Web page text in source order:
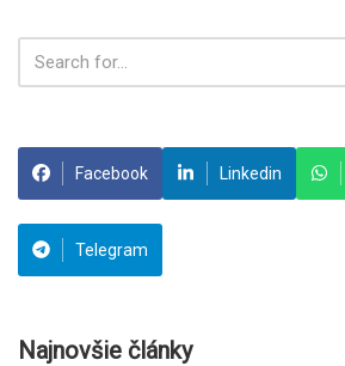
Facebook Linkedin
Telegram
Najnovšie články